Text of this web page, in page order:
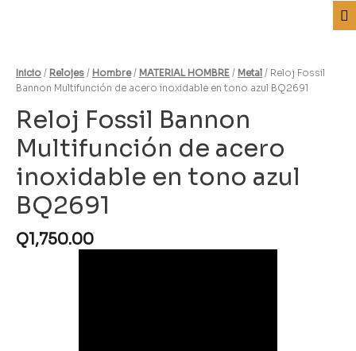
Inicio / Relojes / Hombre/ MATERIAL HOMBRE / Metal / Reloj Fossil
Bannon Multifunción de acero inoxidable en tono azul BQ2691
Reloj Fossil Bannon
Multifunción de acero
inoxidable en tono azul
BQ2691
Q1,750.00